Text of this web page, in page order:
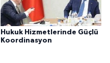
Hukuk Hizmetlerinde Güçlü
Koordinasyon